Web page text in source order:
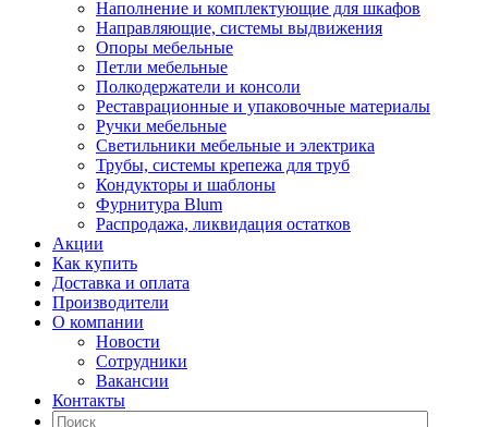
Наполнение и комплектующие для шкафов
Направляющие, системы выдвижения
Опоры мебельные
Петли мебельные
Полкодержатели и консоли
Реставрационные и упаковочные материалы
Ручки мебельные
Светильники мебельные и электрика
Трубы, системы крепежа для труб
Кондукторы и шаблоны
Фурнитура Blum
Распродажа, ликвидация остатков
Акции
Как купить
Доставка и оплата
Производители
О компании
Новости
Сотрудники
Вакансии
Контакты